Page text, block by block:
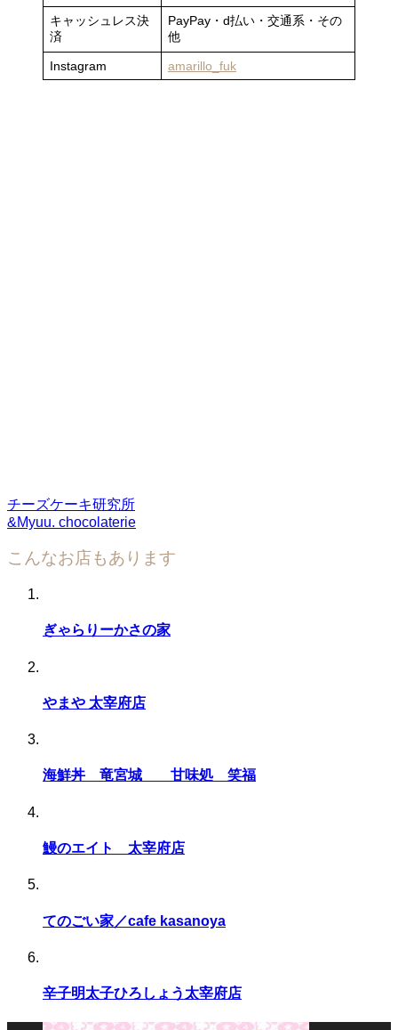
キャッシュレス決
済
PayPay・d払い・交通系・その
他
Instagram amarillo_fuk
チーズケーキ研究所
&Myuu. chocolaterie
こんなお店もあります
ぎゃらりーかさの家
やまや 太宰府店
海鮮丼 竜宮城 甘味処 笑福
鰻のエイト 太宰府店
てのごい家／cafe kasanoya
辛子明太子ひろしょう太宰府店